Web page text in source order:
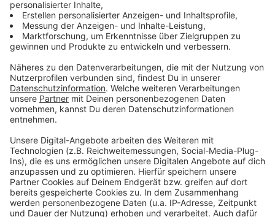
Daten zu Ihren Aktivitäten
sammeln. Bitte lesen Sie die
Details durch und stimmen Sie der
Nutzung des Service zu, um dieses
Video anzusehen.
Mehr Informationen
powered byUsercentrics Consent
Management Platform
Giant Rooks - Morning Blue (Official Video)
Anzeige